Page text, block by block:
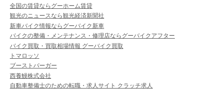
全国の賃貸ならグーホーム賃貸
観光のニュースなら観光経済新聞社
新車バイク情報ならグーバイク新車
バイクの整備・メンテナンス・修理店ならグーバイクアフター
バイク買取・買取相場情報 グーバイク買取
トマロッソ
ブーストバーガー
西養鰻株式会社
自動車整備士のための転職・求人サイト クラッチ求人